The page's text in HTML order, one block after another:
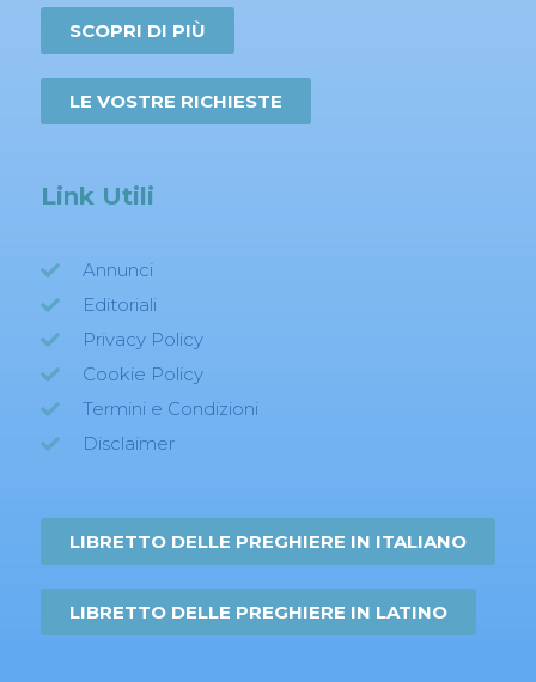
SCOPRI DI PIÙ
LE VOSTRE RICHIESTE
Link Utili
Annunci
Editoriali
Privacy Policy
Cookie Policy
Termini e Condizioni
Disclaimer
LIBRETTO DELLE PREGHIERE IN ITALIANO
LIBRETTO DELLE PREGHIERE IN LATINO